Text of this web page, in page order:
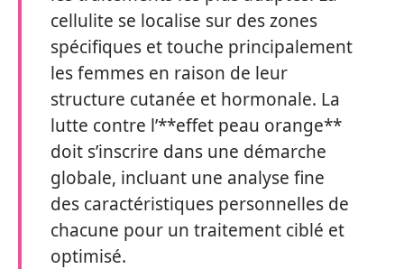
cellulite se localise sur des zones
spécifiques et touche principalement
les femmes en raison de leur
structure cutanée et hormonale. La
lutte contre l’**effet peau orange**
doit s’inscrire dans une démarche
globale, incluant une analyse fine
des caractéristiques personnelles de
chacune pour un traitement ciblé et
optimisé.